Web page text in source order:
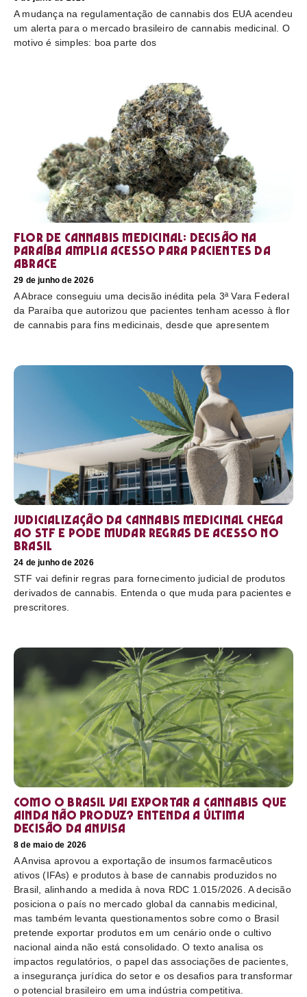
A mudança na regulamentação de cannabis dos EUA acendeu
um alerta para o mercado brasileiro de cannabis medicinal. O
motivo é simples: boa parte dos
Flor de cannabis medicinal: decisão na
Paraíba amplia acesso para pacientes da
Abrace
29 de junho de 2026
A Abrace conseguiu uma decisão inédita pela 3ª Vara Federal
da Paraíba que autorizou que pacientes tenham acesso à flor
de cannabis para fins medicinais, desde que apresentem
Judicialização da cannabis medicinal chega
ao STF e pode mudar regras de acesso no
Brasil
24 de junho de 2026
STF vai definir regras para fornecimento judicial de produtos
derivados de cannabis. Entenda o que muda para pacientes e
prescritores.
Como o Brasil vai exportar a cannabis que
ainda não produz? Entenda a última
decisão da Anvisa
8 de maio de 2026
A Anvisa aprovou a exportação de insumos farmacêuticos
ativos (IFAs) e produtos à base de cannabis produzidos no
Brasil, alinhando a medida à nova RDC 1.015/2026. A decisão
posiciona o país no mercado global da cannabis medicinal,
mas também levanta questionamentos sobre como o Brasil
pretende exportar produtos em um cenário onde o cultivo
nacional ainda não está consolidado. O texto analisa os
impactos regulatórios, o papel das associações de pacientes,
a insegurança jurídica do setor e os desafios para transformar
o potencial brasileiro em uma indústria competitiva.